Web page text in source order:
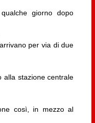
giorno dopo
per via di due
alla stazione centrale
così, in mezzo al